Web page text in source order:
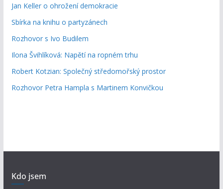
Jan Keller o ohrožení demokracie
Sbírka na knihu o partyzánech
Rozhovor s Ivo Budilem
Ilona Švihlíková: Napětí na ropném trhu
Robert Kotzian: Společný středomořský prostor
Rozhovor Petra Hampla s Martinem Konvičkou
Kdo jsem